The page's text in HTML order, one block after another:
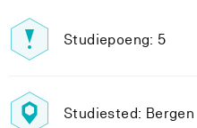
Studiepoeng: 5
Studiested: Bergen